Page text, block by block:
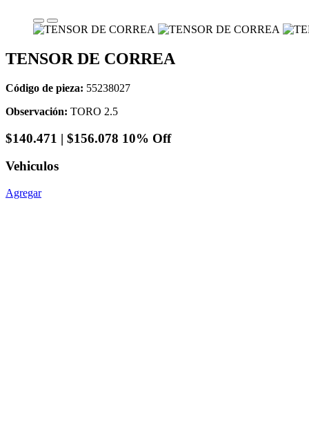
TENSOR DE CORREA
Código de pieza: 55238027
Observación: TORO 2.5
$140.471 | $156.078 10% Off
Vehiculos
Agregar